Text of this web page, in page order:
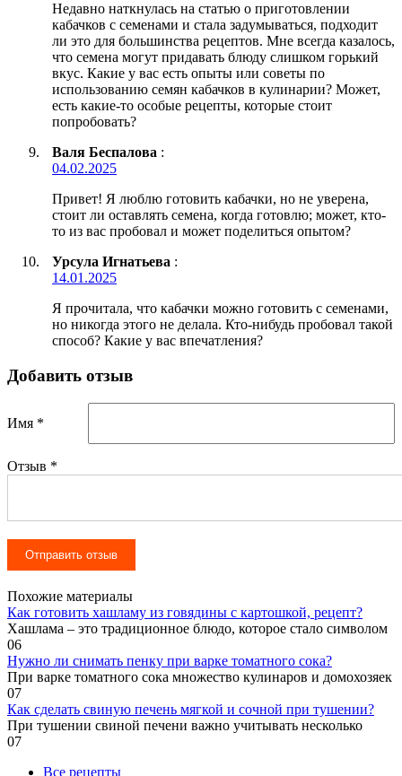
Недавно наткнулась на статью о приготовлении
кабачков с семенами и стала задумываться, подходит
ли это для большинства рецептов. Мне всегда казалось,
что семена могут придавать блюду слишком горький
вкус. Какие у вас есть опыты или советы по
использованию семян кабачков в кулинарии? Может,
есть какие-то особые рецепты, которые стоит
попробовать?
Валя Беспалова :
04.02.2025
Привет! Я люблю готовить кабачки, но не уверена,
стоит ли оставлять семена, когда готовлю; может, кто-
то из вас пробовал и может поделиться опытом?
Урсула Игнатьева :
14.01.2025
Я прочитала, что кабачки можно готовить с семенами,
но никогда этого не делала. Кто-нибудь пробовал такой
способ? Какие у вас впечатления?
Добавить отзыв
Имя *
Отзыв *
Похожие материалы
Как готовить хашламу из говядины с картошкой, рецепт?
Хашлама – это традиционное блюдо, которое стало символом
06
Нужно ли снимать пенку при варке томатного сока?
При варке томатного сока множество кулинаров и домохозяек
07
Как сделать свиную печень мягкой и сочной при тушении?
При тушении свиной печени важно учитывать несколько
07
Все рецепты